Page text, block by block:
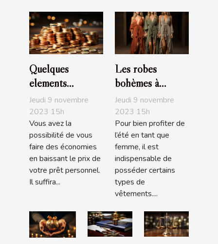
Quelques
éléments
nécessaires pour
baisser le prix de
son prêt
personnel
Jeudi 9 novembre
2023 15h
Vous avez la
possibilité de vous
faire des économies
en baissant le prix de
votre prêt personnel.
Il suffira...
Les robes
bohèmes à
acheter
obligatoirement
pour l’été
Jeudi 9 novembre
2023 15h
Pour bien profiter de
l’été en tant que
femme, il est
indispensable de
posséder certains
types de
vêtements....